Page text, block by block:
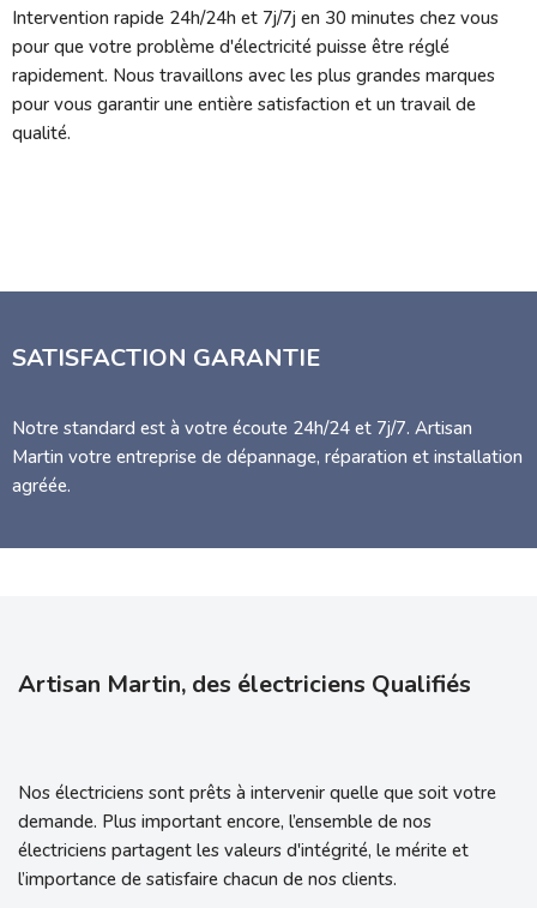
Intervention rapide 24h/24h et 7j/7j en 30 minutes chez vous
pour que votre problème d'électricité puisse être réglé
rapidement. Nous travaillons avec les plus grandes marques
pour vous garantir une entière satisfaction et un travail de
qualité.
SATISFACTION GARANTIE
Notre standard est à votre écoute 24h/24 et 7j/7. Artisan
Martin votre entreprise de dépannage, réparation et installation
agréée.
Artisan Martin, des électriciens Qualifiés
Nos électriciens sont prêts à intervenir quelle que soit votre
demande. Plus important encore, l’ensemble de nos
électriciens partagent les valeurs d'intégrité, le mérite et
l’importance de satisfaire chacun de nos clients.